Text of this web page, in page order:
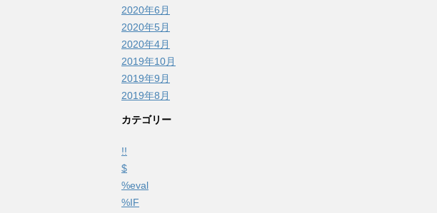
2020年6月
2020年5月
2020年4月
2019年10月
2019年9月
2019年8月
カテゴリー
!!
$
%eval
%IF